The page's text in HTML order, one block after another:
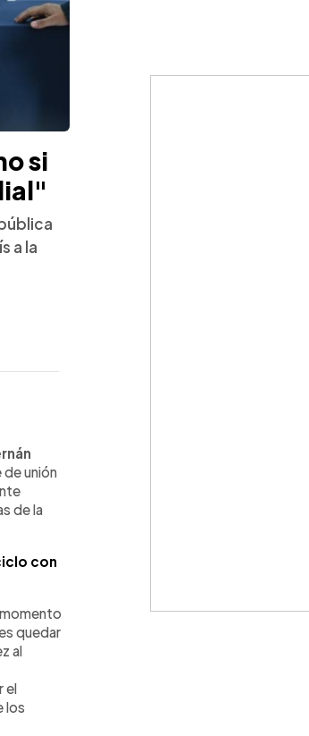
si
a la
de unión
de la
con
quedar
al
el
los